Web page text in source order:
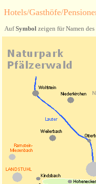
Hotels/Gasthöfe/
AufSymbol zeigen für Namen